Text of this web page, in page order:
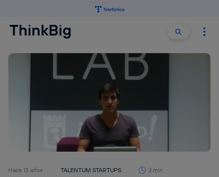
Buscar
Hace 13 años TALENTUM STARTUPS 2 min